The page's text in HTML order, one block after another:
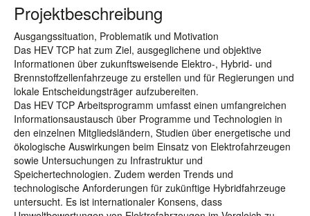
Projektbeschreibung
Ausgangssituation, Problematik und Motivation
Das HEV TCP hat zum Ziel, ausgeglichene und objektive
Informationen über zukunftsweisende Elektro-, Hybrid- und
Brennstoffzellenfahrzeuge zu erstellen und für Regierungen und
lokale Entscheidungsträger aufzubereiten.
Das HEV TCP Arbeitsprogramm umfasst einen umfangreichen
Informationsaustausch über Programme und Technologien in
den einzelnen Mitgliedsländern, Studien über energetische und
ökologische Auswirkungen beim Einsatz von Elektrofahrzeugen
sowie Untersuchungen zu Infrastruktur und
Speichertechnologien. Zudem werden Trends und
technologische Anforderungen für zukünftige Hybridfahrzeuge
untersucht. Es ist internationaler Konsens, dass